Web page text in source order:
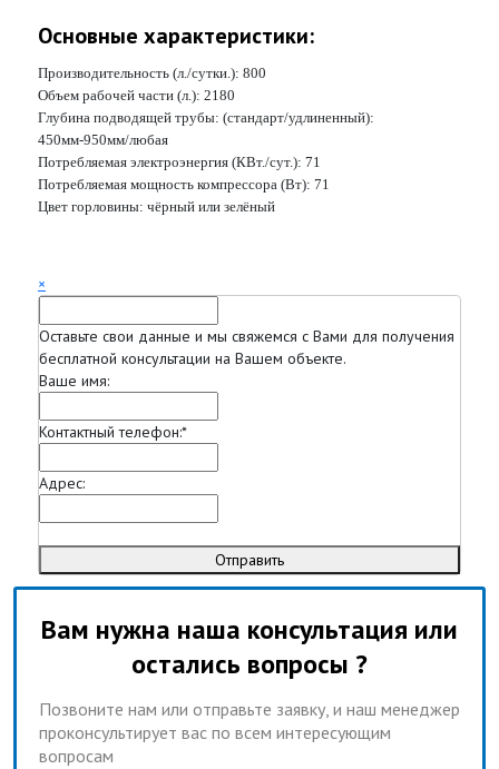
Основные характеристики:
Производительность (л./сутки.): 800
Объем рабочей части (л.): 2180
Глубина подводящей трубы: (стандарт/удлиненный):
450мм-950мм/любая
Потребляемая электроэнергия (КВт./сут.): 71
Потребляемая мощность компрессора (Вт): 71
Цвет горловины: чёрный или зелёный
×
Оставьте свои данные и мы свяжемся с Вами для получения
бесплатной консультации на Вашем объекте.
Ваше имя:
Контактный телефон:*
Адрес:
Отправить
Вам нужна наша консультация или
остались вопросы ?
Позвоните нам или отправьте заявку, и наш менеджер
проконсультирует вас по всем интересующим
вопросам